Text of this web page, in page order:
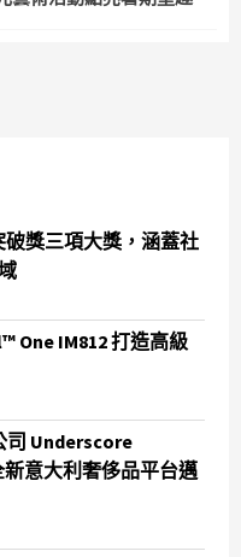
破獎三項大獎，涵蓋社
One IM812 打造高級
司 Underscore
意大利奢侈品平台邁